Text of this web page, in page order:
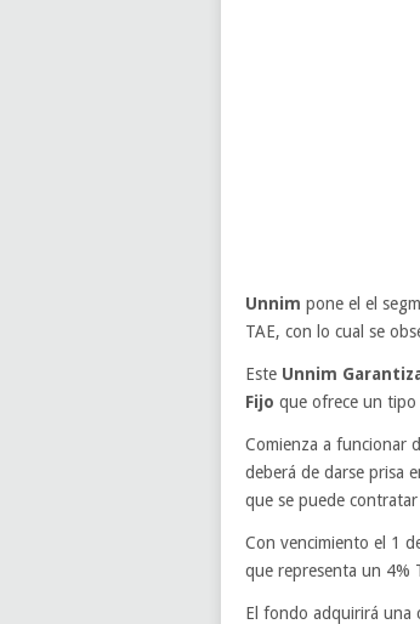
Unnim pone el el
TAE, con lo cual se
Este Unnim
Fijo que ofrece un tipo
Comienza a funcionar
deberá de darse prisa
que se puede
Con vencimiento el 1
que representa un 4%
El fondo adquirirá una